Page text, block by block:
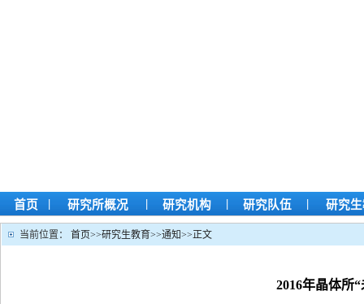
首页 | 研究所概况 | 研究机构 | 研究队伍 | 研究
当前位置： 首页>>研究生教育>>通知>>正文
2016年晶体所